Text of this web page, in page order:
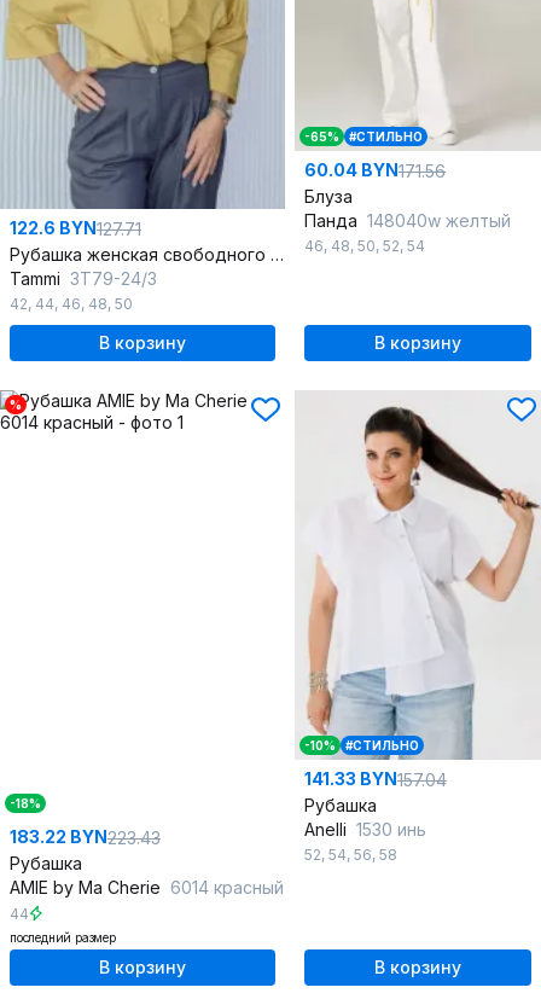
122.6 BYN127.71
Рубашка женская свободного силуэта из хлопка для деловых и летних образов
Tammi 3Т79-24/3
42, 44, 46, 48, 50
В корзину
-65% #СТИЛЬНО
60.04 BYN171.56
Блуза
Панда 148040w желтый
46, 48, 50, 52, 54
В корзину
%
-18%
183.22 BYN223.43
Рубашка
AMIE by Ma Сherie 6014 красный
44
последний размер
В корзину
-10% #СТИЛЬНО
141.33 BYN157.04
Рубашка
Anelli 1530 инь
52, 54, 56, 58
В корзину